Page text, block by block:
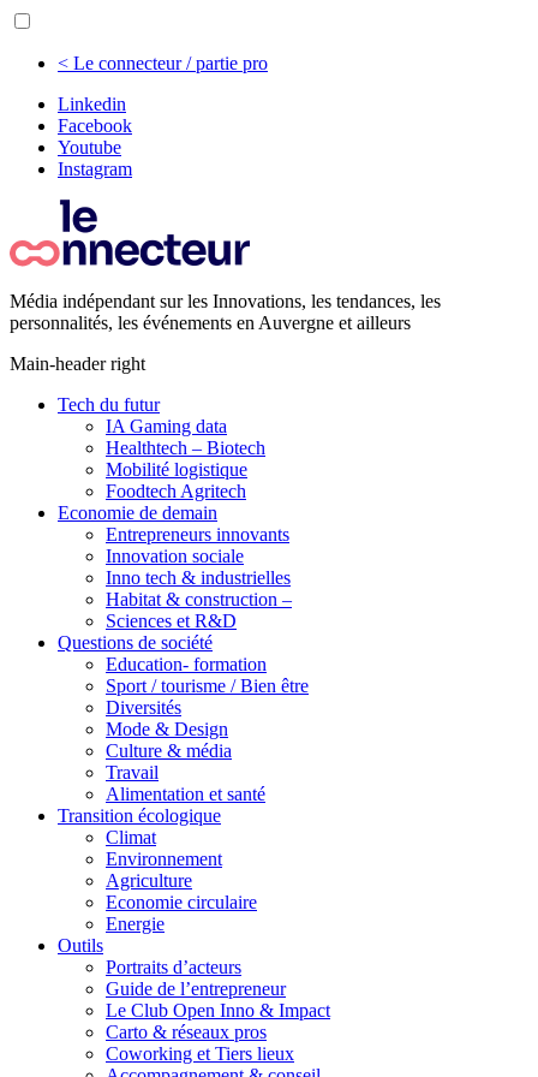
< Le connecteur / partie pro
Linkedin
Facebook
Youtube
Instagram
Média indépendant sur les Innovations, les tendances, les
personnalités, les événements en Auvergne et ailleurs
Main-header right
Tech du futur
IA Gaming data
Healthtech – Biotech
Mobilité logistique
Foodtech Agritech
Economie de demain
Entrepreneurs innovants
Innovation sociale
Inno tech & industrielles
Habitat & construction –
Sciences et R&D
Questions de société
Education- formation
Sport / tourisme / Bien être
Diversités
Mode & Design
Culture & média
Travail
Alimentation et santé
Transition écologique
Climat
Environnement
Agriculture
Economie circulaire
Energie
Outils
Portraits d’acteurs
Guide de l’entrepreneur
Le Club Open Inno & Impact
Carto & réseaux pros
Coworking et Tiers lieux